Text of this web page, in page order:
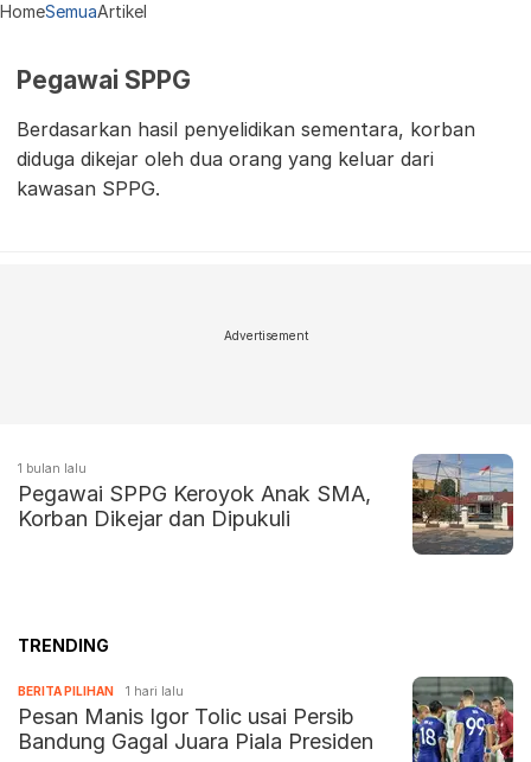
HomeSemuaArtikel
Pegawai SPPG
Berdasarkan hasil penyelidikan sementara, korban
diduga dikejar oleh dua orang yang keluar dari
kawasan SPPG.
Advertisement
1 bulan lalu
Pegawai SPPG Keroyok Anak SMA,
Korban Dikejar dan Dipukuli
TRENDING
BERITA PILIHAN 1 hari lalu
Pesan Manis Igor Tolic usai Persib
Bandung Gagal Juara Piala Presiden